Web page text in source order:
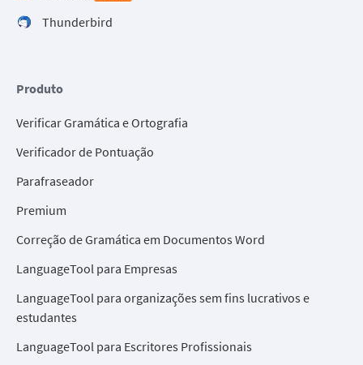
Thunderbird
Produto
Verificar Gramática e Ortografia
Verificador de Pontuação
Parafraseador
Premium
Correção de Gramática em Documentos Word
LanguageTool para Empresas
LanguageTool para organizações sem fins lucrativos e
estudantes
LanguageTool para Escritores Profissionais